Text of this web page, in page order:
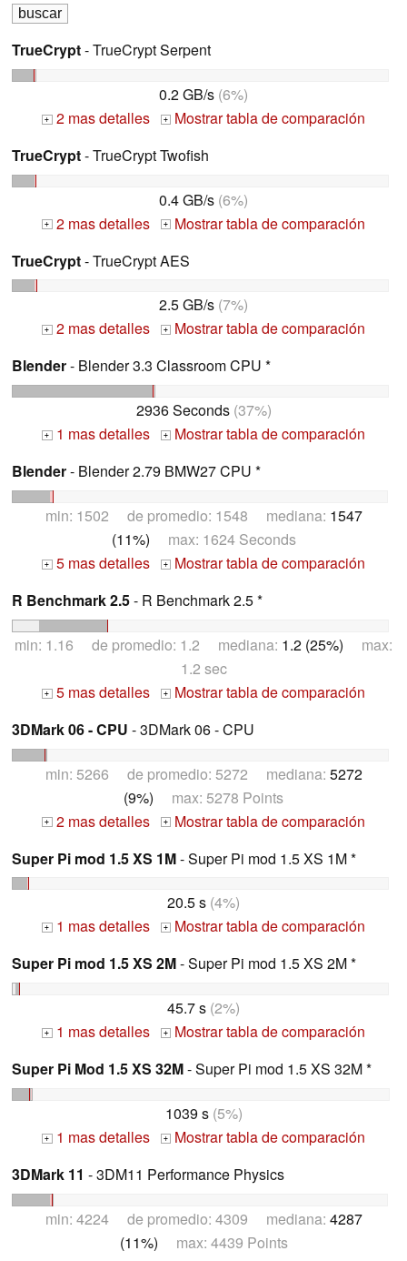
TrueCrypt- TrueCrypt Serpent
0.2 GB/s (6%)
+ 2 mas detalles +
Mostrar tabla de comparación
TrueCrypt- TrueCrypt Twofish
0.4 GB/s (6%)
+ 2 mas detalles +
Mostrar tabla de comparación
TrueCrypt- TrueCrypt AES
2.5 GB/s (7%)
+ 2 mas detalles +
Mostrar tabla de comparación
Blender- Blender 3.3 Classroom CPU *
2936 Seconds(37%)
+ 1 mas detalles +
Mostrar tabla de comparación
Blender- Blender 2.79 BMW27 CPU *
min: 1502 de promedio: 1548 mediana: 1547
(11%) max: 1624 Seconds
+ 5 mas detalles +
Mostrar tabla de comparación
R Benchmark 2.5- R Benchmark 2.5 *
min: 1.16 de promedio: 1.2 mediana: 1.2 (25%) max:
1.2 sec
+ 5 mas detalles +
Mostrar tabla de comparación
3DMark 06 - CPU - 3DMark 06 - CPU
min: 5266 de promedio: 5272 mediana: 5272
(9%) max: 5278 Points
+ 2 mas detalles +
Mostrar tabla de comparación
Super Pi mod 1.5 XS 1M- Super Pi mod 1.5 XS 1M *
20.5 s (4%)
+ 1 mas detalles +
Mostrar tabla de comparación
Super Pi mod 1.5 XS 2M- Super Pi mod 1.5 XS 2M *
45.7 s (2%)
+ 1 mas detalles +
Mostrar tabla de comparación
Super Pi Mod 1.5 XS 32M- Super Pi mod 1.5 XS 32M *
1039 s(5%)
+ 1 mas detalles +
Mostrar tabla de comparación
3DMark 11 - 3DM11 Performance Physics
min: 4224 de promedio: 4309 mediana: 4287
(11%) max: 4439 Points